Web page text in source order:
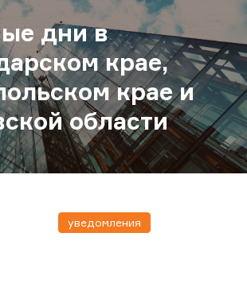
дни в
крае,
крае и
области
уведомления